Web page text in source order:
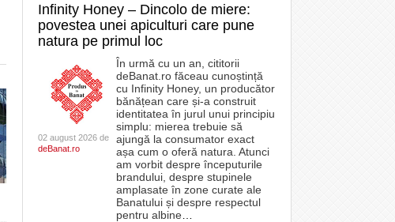
Infinity Honey – Dincolo de miere:
povestea unei apiculturi care pune
natura pe primul loc
02 august 2026 de
deBanat.ro
În urmă cu un an, cititorii
deBanat.ro făceau cunoștință
cu Infinity Honey, un producător
bănățean care și-a construit
identitatea în jurul unui principiu
simplu: mierea trebuie să
ajungă la consumator exact
așa cum o oferă natura. Atunci
am vorbit despre începuturile
brandului, despre stupinele
amplasate în zone curate ale
Banatului și despre respectul
pentru albine